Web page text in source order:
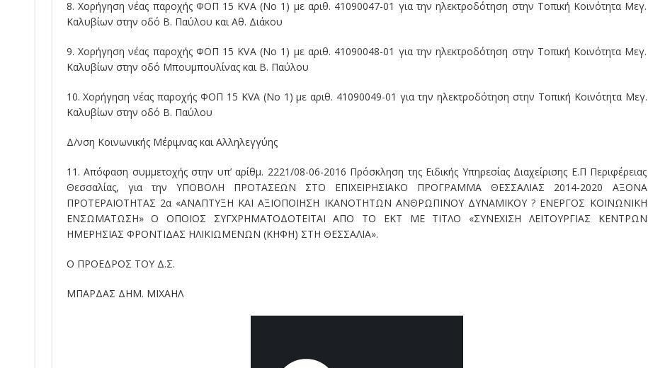
8. Χορήγηση νέας παροχής ΦΟΠ 15 KVA (No 1) με αριθ. 41090047-01 για την ηλεκτροδότηση στην Τοπική Κοινότητα Μεγ.
Καλυβίων στην οδό Β. Παύλου και Αθ. Διάκου
9. Χορήγηση νέας παροχής ΦΟΠ 15 KVA (No 1) με αριθ. 41090048-01 για την ηλεκτροδότηση στην Τοπική Κοινότητα Μεγ.
Καλυβίων στην οδό Μπουμπουλίνας και Β. Παύλου
10. Χορήγηση νέας παροχής ΦΟΠ 15 KVA (No 1) με αριθ. 41090049-01 για την ηλεκτροδότηση στην Τοπική Κοινότητα Μεγ.
Καλυβίων στην οδό Β. Παύλου
Δ/νση Κοινωνικής Μέριμνας και Αλληλεγγύης
11. Απόφαση συμμετοχής στην υπ’ αρίθμ. 2221/08-06-2016 Πρόσκληση της Ειδικής Υπηρεσίας Διαχείρισης Ε.Π Περιφέρειας
Θεσσαλίας, για την ΥΠΟΒΟΛΗ ΠΡΟΤΑΣΕΩΝ ΣΤΟ ΕΠΙΧΕΙΡΗΣΙΑΚΟ ΠΡΟΓΡΑΜΜΑ ΘΕΣΣΑΛΙΑΣ 2014-2020 ΑΞΟΝΑ
ΠΡΟΤΕΡΑΙΟΤΗΤΑΣ 2α «ΑΝΑΠΤΥΞΗ ΚΑΙ ΑΞΙΟΠΟΙΗΣΗ ΙΚΑΝΟΤΗΤΩΝ ΑΝΘΡΩΠΙΝΟΥ ΔΥΝΑΜΙΚΟΥ ? ΕΝΕΡΓΟΣ ΚΟΙΝΩΝΙΚΗ
ΕΝΣΩΜΑΤΩΣΗ» Ο ΟΠΟΙΟΣ ΣΥΓΧΡΗΜΑΤΟΔΟΤΕΙΤΑΙ ΑΠΟ ΤΟ ΕΚΤ ΜΕ ΤΙΤΛΟ «ΣΥΝΕΧΙΣΗ ΛΕΙΤΟΥΡΓΙΑΣ ΚΕΝΤΡΩΝ
ΗΜΕΡΗΣΙΑΣ ΦΡΟΝΤΙΔΑΣ ΗΛΙΚΙΩΜΕΝΩΝ (ΚΗΦΗ) ΣΤΗ ΘΕΣΣΑΛΙΑ».
Ο ΠΡΟΕΔΡΟΣ ΤΟΥ Δ.Σ.
ΜΠΑΡΔΑΣ ΔΗΜ. ΜΙΧΑΗΛ